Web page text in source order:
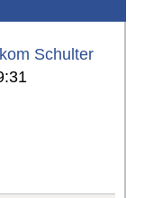
Schulter